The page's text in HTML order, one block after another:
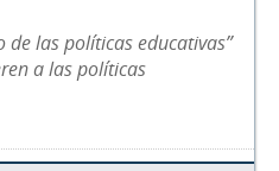
las políticas educativas”
a las políticas